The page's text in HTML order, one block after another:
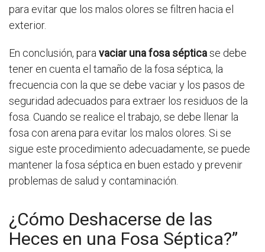
para evitar que los malos olores se filtren hacia el
exterior.
En conclusión, para vaciar una fosa sépticase debe
tener en cuenta el tamaño de la fosa séptica, la
frecuencia con la que se debe vaciar y los pasos de
seguridad adecuados para extraer los residuos de la
fosa. Cuando se realice el trabajo, se debe llenar la
fosa con arena para evitar los malos olores. Si se
sigue este procedimiento adecuadamente, se puede
mantener la fosa séptica en buen estado y prevenir
problemas de salud y contaminación.
¿Cómo Deshacerse de las
Heces en una Fosa Séptica?”